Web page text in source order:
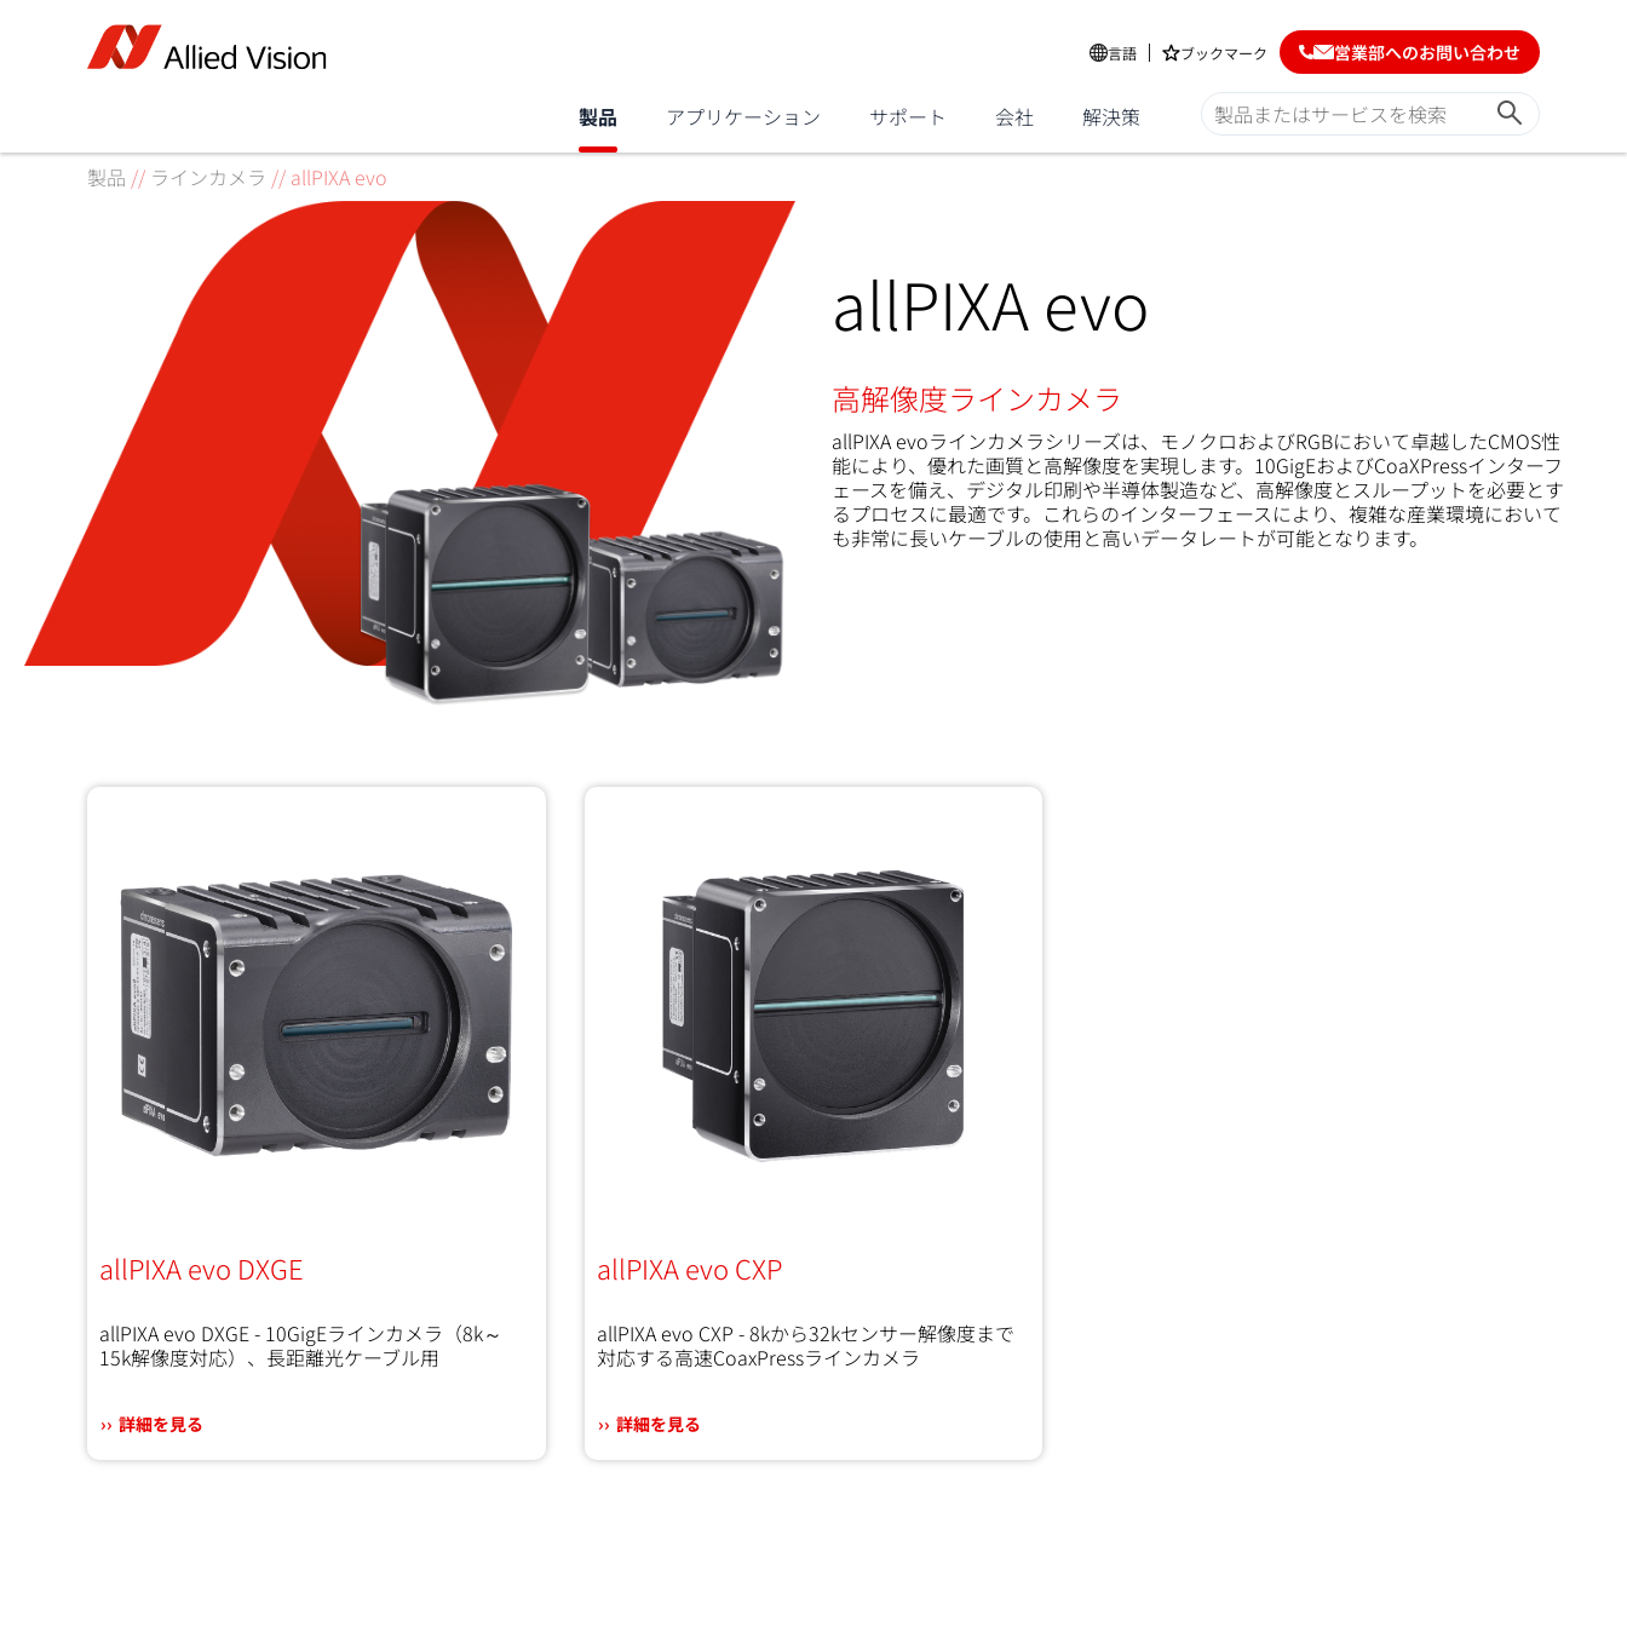
言語 ブックマーク 営業部へのお問い合わせ
製品 アプリケーション サポート 会社 解決策
製品 // ラインカメラ // allPIXA evo
allPIXA evo
高解像度ラインカメラ
allPIXA evoラインカメラシリーズは、モノクロおよびRGBにおいて卓越したCMOS性
能により、優れた画質と高解像度を実現します。10GigEおよびCoaXPressインターフ
ェースを備え、デジタル印刷や半導体製造など、高解像度とスループットを必要とす
るプロセスに最適です。これらのインターフェースにより、複雑な産業環境において
も非常に長いケーブルの使用と高いデータレートが可能となります。
allPIXA evo DXGE
allPIXA evo DXGE - 10GigEラインカメラ（8k～
15k解像度対応）、長距離光ケーブル用
詳細を見る
allPIXA evo CXP
allPIXA evo CXP - 8kから32kセンサー解像度まで
対応する高速CoaxPressラインカメラ
詳細を見る